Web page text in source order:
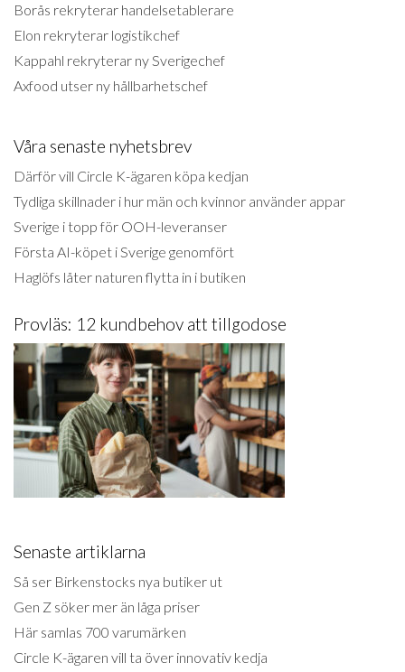
Borås rekryterar handelsetablerare
Elon rekryterar logistikchef
Kappahl rekryterar ny Sverigechef
Axfood utser ny hållbarhetschef
Våra senaste nyhetsbrev
Därför vill Circle K-ägaren köpa kedjan
Tydliga skillnader i hur män och kvinnor använder appar
Sverige i topp för OOH-leveranser
Första AI-köpet i Sverige genomfört
Haglöfs låter naturen flytta in i butiken
Provläs: 12 kundbehov att tillgodose
Senaste artiklarna
Så ser Birkenstocks nya butiker ut
Gen Z söker mer än låga priser
Här samlas 700 varumärken
Circle K-ägaren vill ta över innovativ kedja